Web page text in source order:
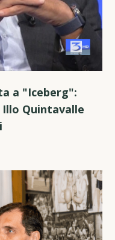
a "Iceberg":
Quintavalle